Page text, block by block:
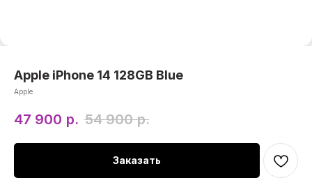
Apple iPhone 14 128GB Blue
Apple
47 900 р. 54 900 р.
Заказать